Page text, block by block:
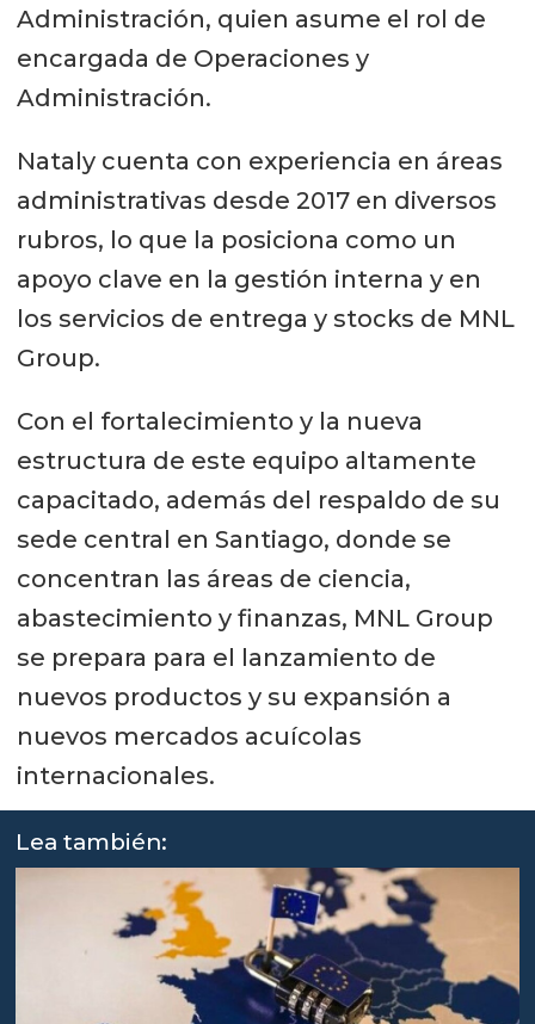
Administración, quien asume el rol de
encargada de Operaciones y
Administración.
Nataly cuenta con experiencia en áreas
administrativas desde 2017 en diversos
rubros, lo que la posiciona como un
apoyo clave en la gestión interna y en
los servicios de entrega y stocks de MNL
Group.
Con el fortalecimiento y la nueva
estructura de este equipo altamente
capacitado, además del respaldo de su
sede central en Santiago, donde se
concentran las áreas de ciencia,
abastecimiento y finanzas, MNL Group
se prepara para el lanzamiento de
nuevos productos y su expansión a
nuevos mercados acuícolas
internacionales.
Lea también: